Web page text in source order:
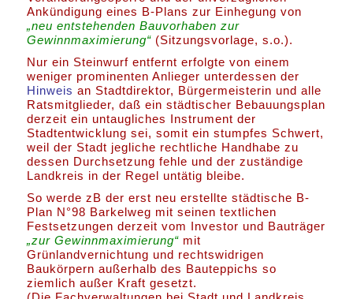
Ankündigung eines B-Plans zur Einhegung von
„neu entstehenden Bauvorhaben zur
Gewinnmaximierung“ (Sitzungsvorlage, s.o.).
Nur ein Steinwurf entfernt erfolgte von einem
weniger prominenten Anlieger unterdessen der
Hinweis an Stadtdirektor, Bürgermeisterin und alle
Ratsmitglieder, daß ein städtischer Bebauungsplan
derzeit ein untaugliches Instrument der
Stadtentwicklung sei, somit ein stumpfes Schwert,
weil der Stadt jegliche rechtliche Handhabe zu
dessen Durchsetzung fehle und der zuständige
Landkreis in der Regel untätig bleibe.
So werde zB der erst neu erstellte städtische B-
Plan N°98 Barkelweg mit seinen textlichen
Festsetzungen derzeit vom Investor und Bauträger
„zur Gewinnmaximierung“ mit
Grünlandvernichtung und rechtswidrigen
Baukörpern außerhalb des Bauteppichs so
ziemlich außer Kraft gesetzt.